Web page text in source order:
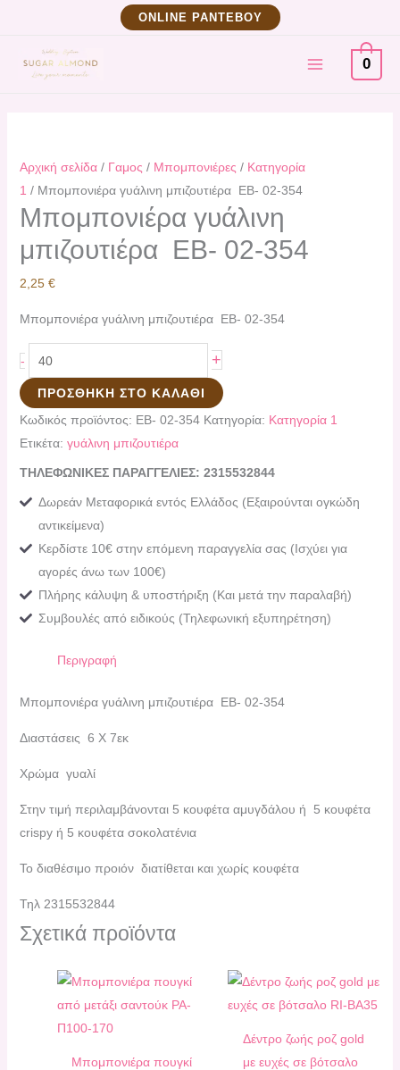
περιεχόμενο
ΟNLINE ΡΑΝΤΕΒΟΥ
MAIN
MENU
0
Αρχική σελίδα/ Γαμος / Μπομπονιέρες / Κατηγορία
1 / Μπομπονιέρα γυάλινη μπιζουτιέρα ΕΒ- 02-354
Μπομπονιέρα γυάλινη
μπιζουτιέρα ΕΒ- 02-354
2,25 €
Μπομπονιέρα γυάλινη μπιζουτιέρα ΕΒ- 02-354
-
μπιζουτιέρα
ΕΒ-
+
ΠΡΟΣΘΉΚΗ ΣΤΟ ΚΑΛΆΘΙ
Κωδικός προϊόντος: ΕΒ- 02-354 Κατηγορία: Κατηγορία 1
Ετικέτα: γυάλινη μπιζουτιέρα
ΤΗΛΕΦΩΝΙΚΕΣ ΠΑΡΑΓΓΕΛΙΕΣ: 2315532844
Δωρεάν Μεταφορικά εντός Ελλάδος (Εξαιρούνται ογκώδη
αντικείμενα)
Κερδίστε 10€ στην επόμενη παραγγελία σας (Ισχύει για
αγορές άνω των 100€)
Πλήρης κάλυψη & υποστήριξη (Και μετά την παραλαβή)
Συμβουλές από ειδικούς (Τηλεφωνική εξυπηρέτηση)
Περιγραφή
Μπομπονιέρα γυάλινη μπιζουτιέρα ΕΒ- 02-354
Διαστάσεις 6 Χ 7εκ
Χρώμα γυαλί
Στην τιμή περιλαμβάνονται 5 κουφέτα αμυγδάλου ή 5 κουφέτα
crispy ή 5 κουφέτα σοκολατένια
Το διαθέσιμο προιόν διατίθεται και χωρίς κουφέτα
Τηλ 2315532844
Σχετικά προϊόντα
Mπομπονιέρα πουγκί
Δέντρο ζωής ροζ gold
με ευχές σε βότσαλο